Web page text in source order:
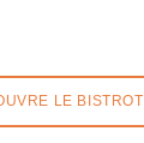
LE BISTROT